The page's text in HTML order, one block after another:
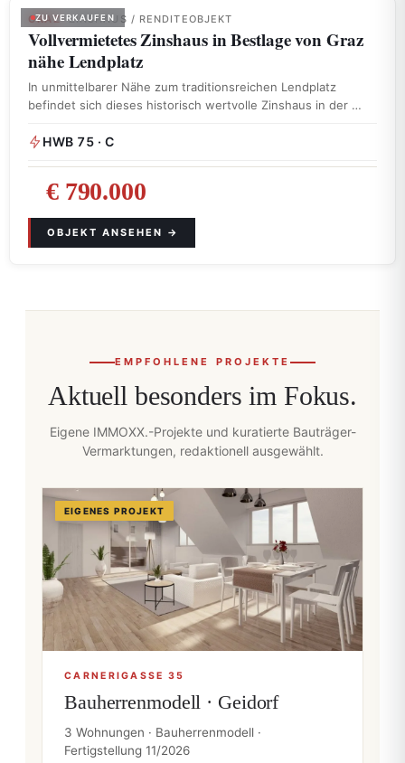
ZU VERKAUFEN
GRAZ· ZINSHAUS / RENDITEOBJEKT
Vollvermietetes Zinshaus in Bestlage von Graz
nähe Lendplatz
In unmittelbarer Nähe zum traditionsreichen Lendplatz
befindet sich dieses historisch wertvolle Zinshaus in der …
HWB 75 · C
€ 790.000
EMPFOHLENE PROJEKTE
Aktuell besonders im Fokus.
Eigene IMMOXX.-Projekte und kuratierte Bauträger-
Vermarktungen, redaktionell ausgewählt.
EIGENES PROJEKT
CARNERIGASSE 35
Bauherrenmodell · Geidorf
3 Wohnungen · Bauherrenmodell ·
Fertigstellung 11/2026